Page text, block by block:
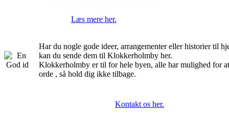
Læs mere her.
Har du nogle gode ideer, arrangementer eller historier til
kan du sende dem til Klokkerholmby her.
Klokkerholmby er til for hele byen, alle har mulighed for
orde , så hold dig ikke tilbage.
Kontakt os her.